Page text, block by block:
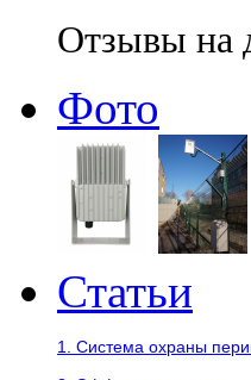
Отзывы на
Фото
Статьи
1. Система охраны